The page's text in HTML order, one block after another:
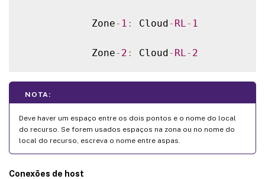
            Zone
- 1 : Cloud- RL- 1
            Zone
- 2 : Cloud- RL- 2
NOTA:
Deve haver um espaço entre os dois pontos e o nome do local
do recurso. Se forem usados espaços na zona ou no nome do
local do recurso, escreva o nome entre aspas.
Conexões de host